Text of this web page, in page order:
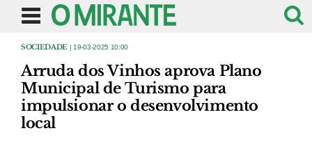
SOCIEDADE | 19-03-2025 10:00
Arruda dos Vinhos aprova Plano
Municipal de Turismo para
impulsionar o desenvolvimento
local